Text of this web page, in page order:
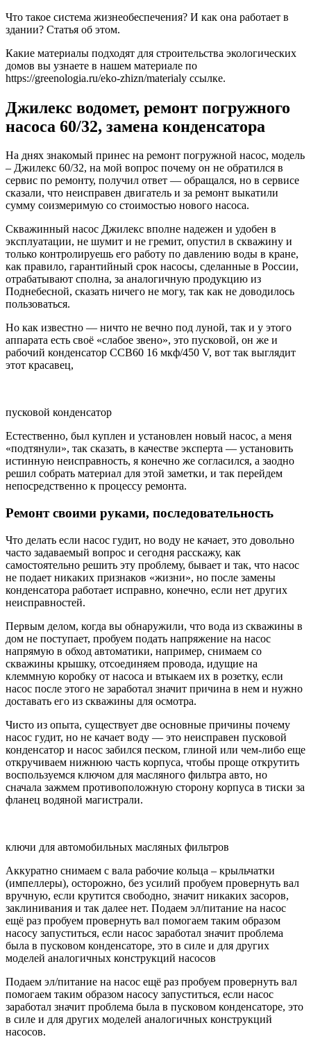
Что такое система жизнеобеспечения? И как она работает в
здании? Статья об этом.
Какие материалы подходят для строительства экологических
домов вы узнаете в нашем материале по
https://greenologia.ru/eko-zhizn/materialy ссылке.
Джилекс водомет, ремонт погружного
насоса 60/32, замена конденсатора
На днях знакомый принес на ремонт погружной насос, модель
– Джилекс 60/32, на мой вопрос почему он не обратился в
сервис по ремонту, получил ответ — обращался, но в сервисе
сказали, что неисправен двигатель и за ремонт выкатили
сумму соизмеримую со стоимостью нового насоса.
Скважинный насос Джилекс вполне надежен и удобен в
эксплуатации, не шумит и не гремит, опустил в скважину и
только контролируешь его работу по давлению воды в кране,
как правило, гарантийный срок насосы, сделанные в России,
отрабатывают сполна, за аналогичную продукцию из
Поднебесной, сказать ничего не могу, так как не доводилось
пользоваться.
Но как известно — ничто не вечно под луной, так и у этого
аппарата есть своё «слабое звено», это пусковой, он же и
рабочий конденсатор ССВ60 16 мкф/450 V, вот так выглядит
этот красавец,
пусковой конденсатор
Естественно, был куплен и установлен новый насос, а меня
«подтянули», так сказать, в качестве эксперта — установить
истинную неисправность, я конечно же согласился, а заодно
решил собрать материал для этой заметки, и так перейдем
непосредственно к процессу ремонта.
Ремонт своими руками, последовательность
Что делать если насос гудит, но воду не качает, это довольно
часто задаваемый вопрос и сегодня расскажу, как
самостоятельно решить эту проблему, бывает и так, что насос
не подает никаких признаков «жизни», но после замены
конденсатора работает исправно, конечно, если нет других
неисправностей.
Первым делом, когда вы обнаружили, что вода из скважины в
дом не поступает, пробуем подать напряжение на насос
напрямую в обход автоматики, например, снимаем со
скважины крышку, отсоединяем провода, идущие на
клеммную коробку от насоса и втыкаем их в розетку, если
насос после этого не заработал значит причина в нем и нужно
доставать его из скважины для осмотра.
Чисто из опыта, существует две основные причины почему
насос гудит, но не качает воду — это неисправен пусковой
конденсатор и насос забился песком, глиной или чем-либо еще
откручиваем нижнюю часть корпуса, чтобы проще открутить
воспользуемся ключом для масляного фильтра авто, но
сначала зажмем противоположную сторону корпуса в тиски за
фланец водяной магистрали.
ключи для автомобильных масляных фильтров
Аккуратно снимаем с вала рабочие кольца – крыльчатки
(импеллеры), осторожно, без усилий пробуем провернуть вал
вручную, если крутится свободно, значит никаких засоров,
заклинивания и так далее нет. Подаем эл/питание на насос
ещё раз пробуем провернуть вал помогаем таким образом
насосу запуститься, если насос заработал значит проблема
была в пусковом конденсаторе, это в силе и для других
моделей аналогичных конструкций насосов
Подаем эл/питание на насос ещё раз пробуем провернуть вал
помогаем таким образом насосу запуститься, если насос
заработал значит проблема была в пусковом конденсаторе, это
в силе и для других моделей аналогичных конструкций
насосов.